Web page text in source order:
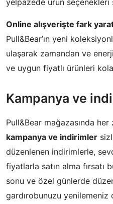
Online alışverişte fark
Pull&Bear’ın yeni
ulaşarak zamandan ve
ve uygun fiyatlı ürünleri
Kampanya ve
Pull&Bear mağazasında
kampanya ve indirimler
düzenlenen indirimlerle,
fiyatlarla satın alma fırsatı
sonu ve özel günlerde
gardırobunuzu